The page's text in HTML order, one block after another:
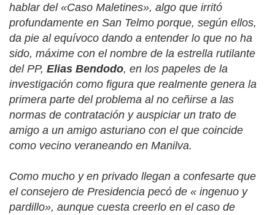
hablar del «Caso Maletines», algo que irritó
profundamente en San Telmo porque, según ellos,
da pie al equívoco dando a entender lo que no ha
sido, máxime con el nombre de la estrella rutilante
del PP, Elias Bendodo, en los papeles de la
investigación como figura que realmente genera la
primera parte del problema al no ceñirse a las
normas de contratación y auspiciar un trato de
amigo a un amigo asturiano con el que coincide
como vecino veraneando en Manilva.
Como mucho y en privado llegan a confesarte que
el consejero de Presidencia pecó de « ingenuo y
pardillo», aunque cuesta creerlo en el caso de